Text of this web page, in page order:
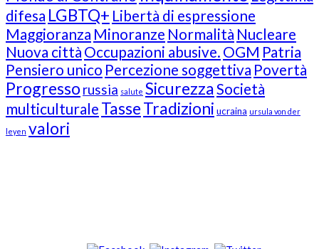
difesa LGBTQ+ Libertà di espressione
Maggioranza Minoranze Normalità Nucleare
Nuova città Occupazioni abusive. OGM Patria
Pensiero unico Percezione soggettiva Povertà
Progresso russia salute SicurezzaSocietà
multiculturale TasseTradizioni ucraina ursula von der
leyen valori